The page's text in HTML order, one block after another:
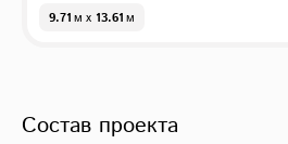
9.71м x 13.61м
Состав проекта